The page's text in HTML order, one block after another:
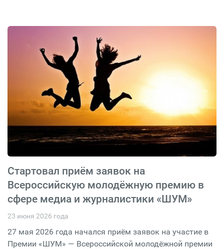
Стартовал приём заявок на
Всероссийскую молодёжную премию в
сфере медиа и журналистики «ШУМ»
23 июня 2026 года
27 мая 2026 года начался приём заявок на участие в
Премии «ШУМ» — Всероссийской молодёжной премии